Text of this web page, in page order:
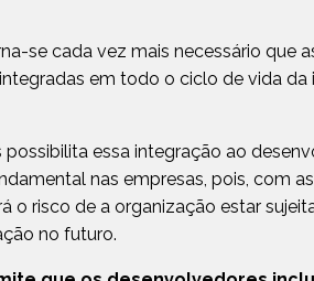
se cada vez mais necessário que
em todo o ciclo de vida
essa integração ao
nas empresas, pois, com
o risco de a organização estar
no futuro.